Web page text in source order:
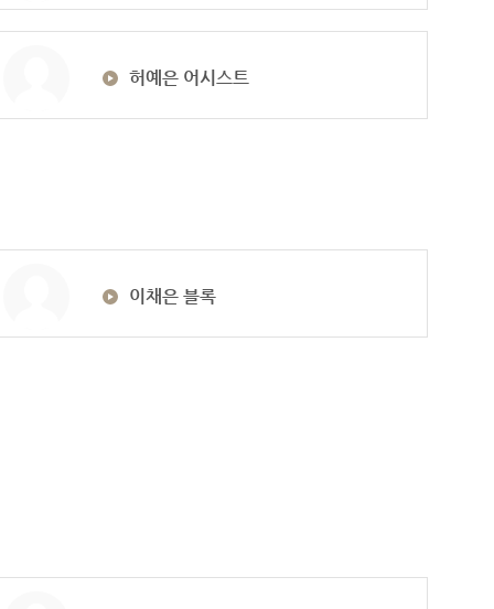
허예은 어시스트
이채은 블록